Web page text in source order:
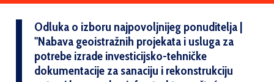
Odluka o izboru najpovoljnijeg ponuditelja |
''Nabava geoistražnih projekata i usluga za
potrebe izrade investicijsko-tehničke
dokumentacije za sanaciju i rekonstrukciju